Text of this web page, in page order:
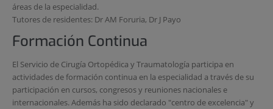
áreas de la especialidad.
Tutores de residentes: Dr AM Foruria, Dr J Payo
Formación Continua
El Servicio de Cirugía Ortopédica y Traumatología participa en
actividades de formación continua en la especialidad a través de su
participación en cursos, congresos y reuniones nacionales e
internacionales. Además ha sido declarado "centro de excelencia" y